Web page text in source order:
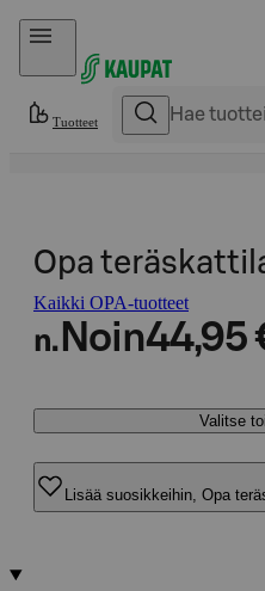
Hyppää sisältöön
Tuotteet
Opa
Kaikki OPA-tuotteet
n. Noin44,95
Valitse
Lisää suosikkeihin, Opa